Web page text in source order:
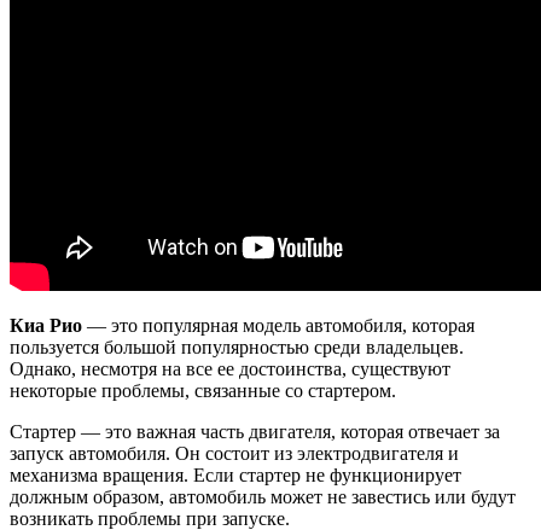
Киа Рио — это популярная модель автомобиля, которая
пользуется большой популярностью среди владельцев.
Однако, несмотря на все ее достоинства, существуют
некоторые проблемы, связанные со стартером.
Стартер — это важная часть двигателя, которая отвечает за
запуск автомобиля. Он состоит из электродвигателя и
механизма вращения. Если стартер не функционирует
должным образом, автомобиль может не завестись или будут
возникать проблемы при запуске.